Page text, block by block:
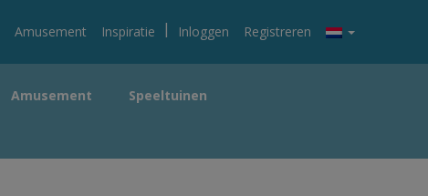
Amusement Inspiratie | Inloggen Registreren
Amusement
Speeltuinen